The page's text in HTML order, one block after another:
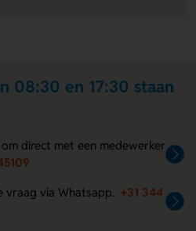
08:30 en 17:30 staan
direct met een medewerker
vraag via Whatsapp. +31 344